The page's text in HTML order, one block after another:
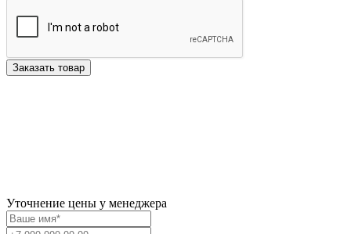
Заказать товар
Уточнение цены у менеджера